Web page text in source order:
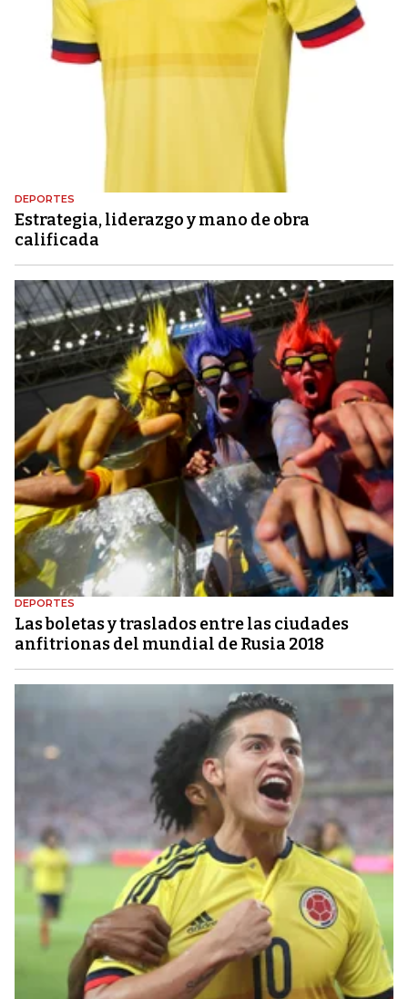
DEPORTES
Estrategia, liderazgo y mano de obra
calificada
DEPORTES
Las boletas y traslados entre las ciudades
anfitrionas del mundial de Rusia 2018